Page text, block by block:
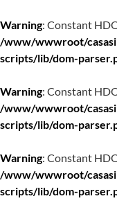
Warning: Constant
/www/wwwroot/
scripts/lib/dom-
Warning: Constant
/www/wwwroot/
scripts/lib/dom-
Warning: Constant
/www/wwwroot/
scripts/lib/dom-